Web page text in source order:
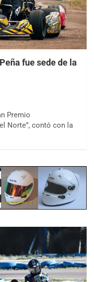
fue sede de la
Premio
Norte”, contó con la